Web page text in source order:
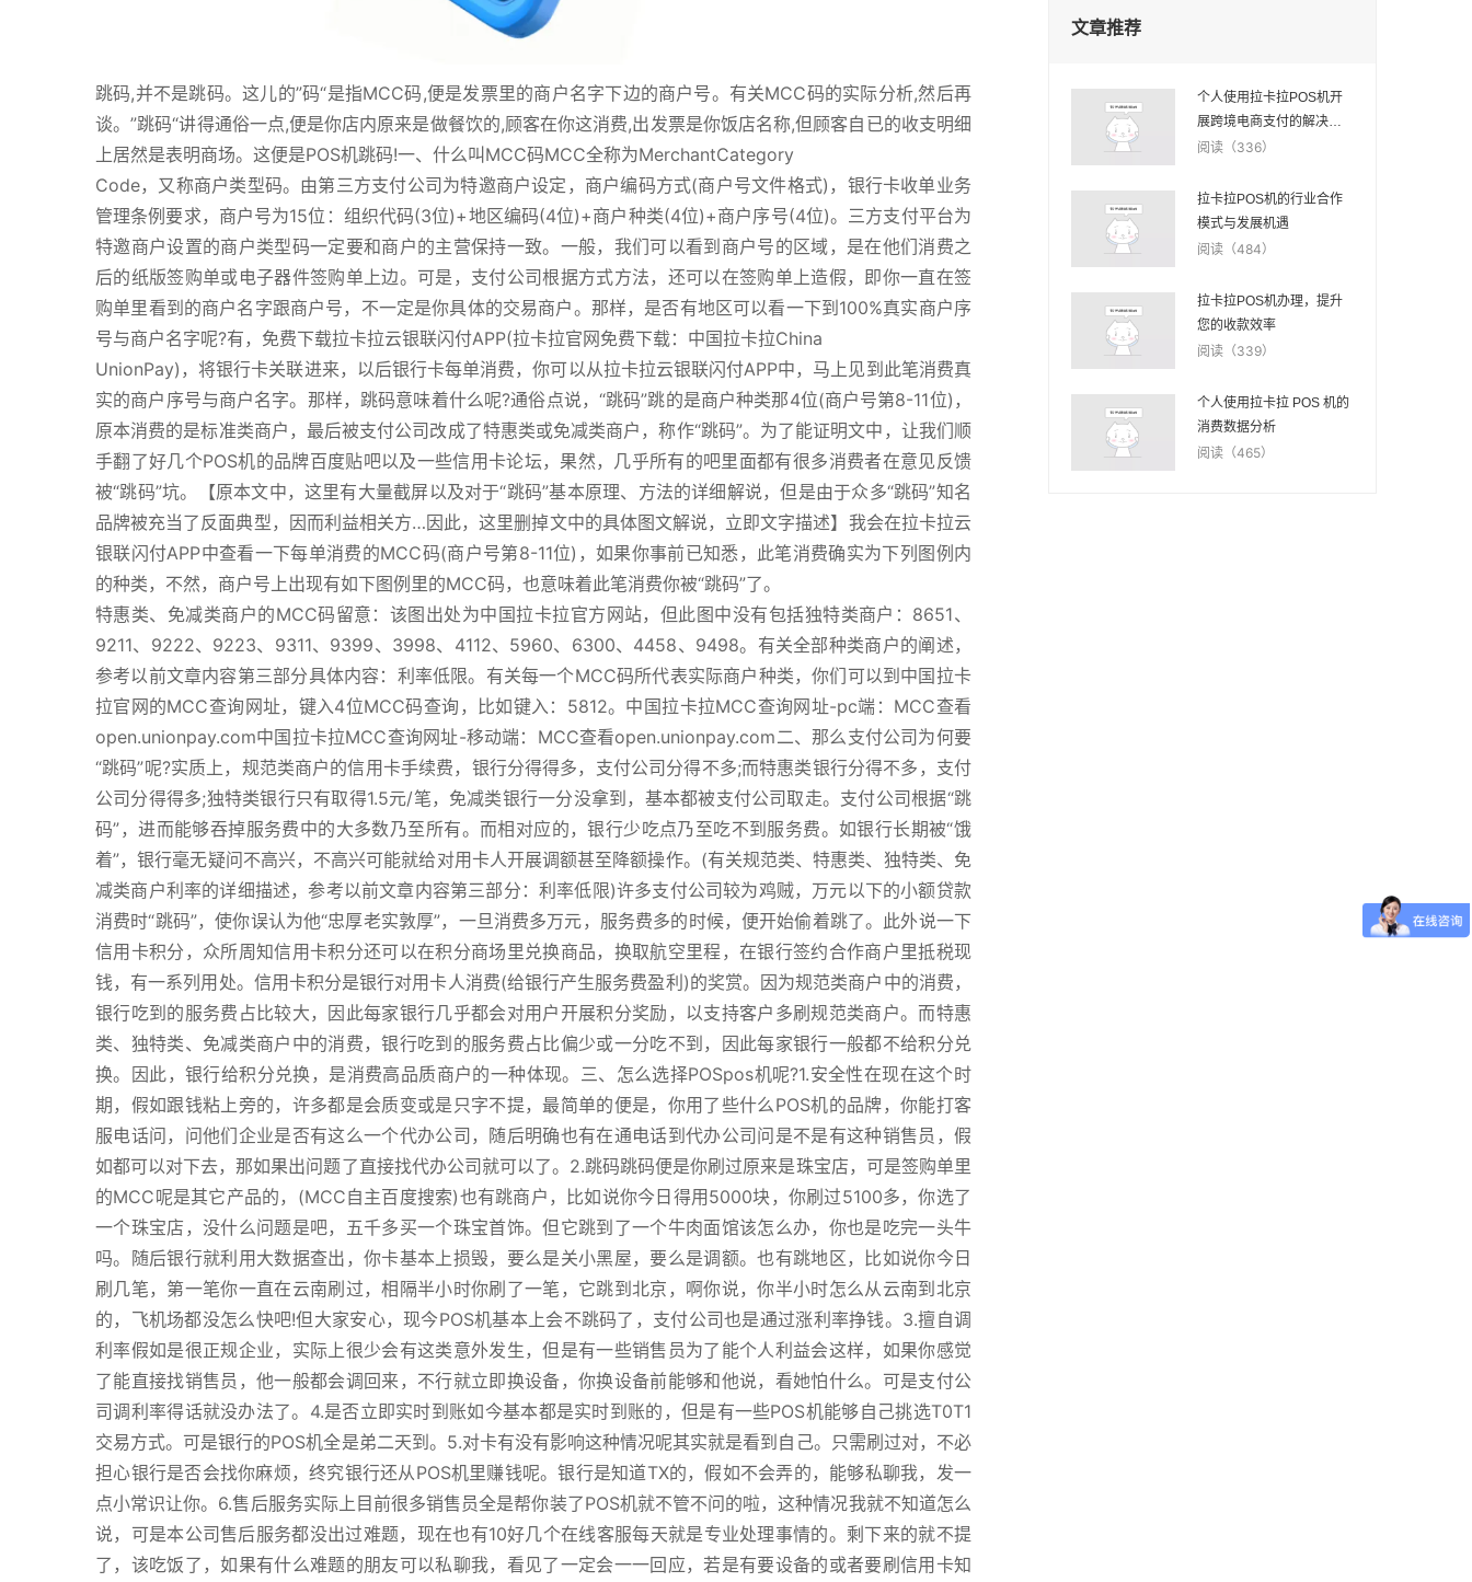
跳码,并不是跳码。这儿的”码“是指MCC码,便是发票里的商户名字下边的商户号。有关MCC码的实际分析,然后再
谈。”跳码“讲得通俗一点,便是你店内原来是做餐饮的,顾客在你这消费,出发票是你饭店名称,但顾客自已的收支明细
上居然是表明商场。这便是POS机跳码!一、什么叫MCC码MCC全称为MerchantCategory
Code，又称商户类型码。由第三方支付公司为特邀商户设定，商户编码方式(商户号文件格式)，银行卡收单业务
管理条例要求，商户号为15位：组织代码(3位)+地区编码(4位)+商户种类(4位)+商户序号(4位)。三方支付平台为
特邀商户设置的商户类型码一定要和商户的主营保持一致。一般，我们可以看到商户号的区域，是在他们消费之
后的纸版签购单或电子器件签购单上边。可是，支付公司根据方式方法，还可以在签购单上造假，即你一直在签
购单里看到的商户名字跟商户号，不一定是你具体的交易商户。那样，是否有地区可以看一下到100%真实商户序
号与商户名字呢?有，免费下载拉卡拉云银联闪付APP(拉卡拉官网免费下载：中国拉卡拉China
UnionPay)，将银行卡关联进来，以后银行卡每单消费，你可以从拉卡拉云银联闪付APP中，马上见到此笔消费真
实的商户序号与商户名字。那样，跳码意味着什么呢?通俗点说，“跳码”跳的是商户种类那4位(商户号第8-11位)，
原本消费的是标准类商户，最后被支付公司改成了特惠类或免减类商户，称作“跳码”。为了能证明文中，让我们顺
手翻了好几个POS机的品牌百度贴吧以及一些信用卡论坛，果然，几乎所有的吧里面都有很多消费者在意见反馈
被“跳码”坑。【原本文中，这里有大量截屏以及对于“跳码”基本原理、方法的详细解说，但是由于众多“跳码”知名
品牌被充当了反面典型，因而利益相关方…因此，这里删掉文中的具体图文解说，立即文字描述】我会在拉卡拉云
银联闪付APP中查看一下每单消费的MCC码(商户号第8-11位)，如果你事前已知悉，此笔消费确实为下列图例内
的种类，不然，商户号上出现有如下图例里的MCC码，也意味着此笔消费你被“跳码”了。
特惠类、免减类商户的MCC码留意：该图出处为中国拉卡拉官方网站，但此图中没有包括独特类商户：8651、
9211、9222、9223、9311、9399、3998、4112、5960、6300、4458、9498。有关全部种类商户的阐述，
参考以前文章内容第三部分具体内容：利率低限。有关每一个MCC码所代表实际商户种类，你们可以到中国拉卡
拉官网的MCC查询网址，键入4位MCC码查询，比如键入：5812。中国拉卡拉MCC查询网址-pc端：MCC查看
open.unionpay.com中国拉卡拉MCC查询网址-移动端：MCC查看open.unionpay.com二、那么支付公司为何要
“跳码”呢?实质上，规范类商户的信用卡手续费，银行分得得多，支付公司分得不多;而特惠类银行分得不多，支付
公司分得得多;独特类银行只有取得1.5元/笔，免减类银行一分没拿到，基本都被支付公司取走。支付公司根据“跳
码”，进而能够吞掉服务费中的大多数乃至所有。而相对应的，银行少吃点乃至吃不到服务费。如银行长期被“饿
着”，银行毫无疑问不高兴，不高兴可能就给对用卡人开展调额甚至降额操作。(有关规范类、特惠类、独特类、免
减类商户利率的详细描述，参考以前文章内容第三部分：利率低限)许多支付公司较为鸡贼，万元以下的小额贷款
消费时“跳码”，使你误认为他“忠厚老实敦厚”，一旦消费多万元，服务费多的时候，便开始偷着跳了。此外说一下
信用卡积分，众所周知信用卡积分还可以在积分商场里兑换商品，换取航空里程，在银行签约合作商户里抵税现
钱，有一系列用处。信用卡积分是银行对用卡人消费(给银行产生服务费盈利)的奖赏。因为规范类商户中的消费，
银行吃到的服务费占比较大，因此每家银行几乎都会对用户开展积分奖励，以支持客户多刷规范类商户。而特惠
类、独特类、免减类商户中的消费，银行吃到的服务费占比偏少或一分吃不到，因此每家银行一般都不给积分兑
换。因此，银行给积分兑换，是消费高品质商户的一种体现。三、怎么选择POSpos机呢?1.安全性在现在这个时
期，假如跟钱粘上旁的，许多都是会质变或是只字不提，最简单的便是，你用了些什么POS机的品牌，你能打客
服电话问，问他们企业是否有这么一个代办公司，随后明确也有在通电话到代办公司问是不是有这种销售员，假
如都可以对下去，那如果出问题了直接找代办公司就可以了。2.跳码跳码便是你刷过原来是珠宝店，可是签购单里
的MCC呢是其它产品的，(MCC自主百度搜索)也有跳商户，比如说你今日得用5000块，你刷过5100多，你选了
一个珠宝店，没什么问题是吧，五千多买一个珠宝首饰。但它跳到了一个牛肉面馆该怎么办，你也是吃完一头牛
吗。随后银行就利用大数据查出，你卡基本上损毁，要么是关小黑屋，要么是调额。也有跳地区，比如说你今日
刷几笔，第一笔你一直在云南刷过，相隔半小时你刷了一笔，它跳到北京，啊你说，你半小时怎么从云南到北京
的，飞机场都没怎么快吧!但大家安心，现今POS机基本上会不跳码了，支付公司也是通过涨利率挣钱。3.擅自调
利率假如是很正规企业，实际上很少会有这类意外发生，但是有一些销售员为了能个人利益会这样，如果你感觉
了能直接找销售员，他一般都会调回来，不行就立即换设备，你换设备前能够和他说，看她怕什么。可是支付公
司调利率得话就没办法了。4.是否立即实时到账如今基本都是实时到账的，但是有一些POS机能够自己挑选T0T1
交易方式。可是银行的POS机全是弟二天到。5.对卡有没有影响这种情况呢其实就是看到自己。只需刷过对，不必
担心银行是否会找你麻烦，终究银行还从POS机里赚钱呢。银行是知道TX的，假如不会弄的，能够私聊我，发一
点小常识让你。6.售后服务实际上目前很多销售员全是帮你装了POS机就不管不问的啦，这种情况我就不知道怎么
说，可是本公司售后服务都没出过难题，现在也有10好几个在线客服每天就是专业处理事情的。剩下来的就不提
了，该吃饭了，如果有什么难题的朋友可以私聊我，看见了一定会一一回应，若是有要设备的或者要刷信用卡知
文章推荐
个人使用拉卡拉POS机开
展跨境电商支付的解决方
案
阅读（336）
拉卡拉POS机的行业合作
模式与发展机遇
阅读（484）
拉卡拉POS机办理，提升
您的收款效率
阅读（339）
个人使用拉卡拉 POS 机的
消费数据分析
阅读（465）